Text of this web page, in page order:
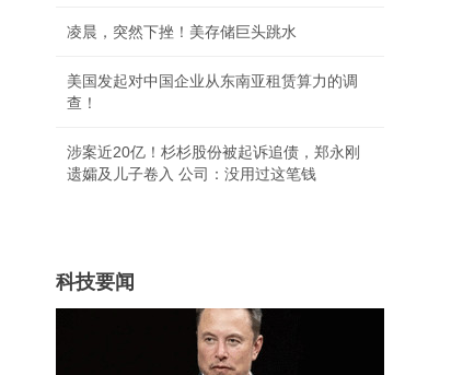
凌晨，突然下挫！美存储巨头跳水
美国发起对中国企业从东南亚租赁算力的调
查！
涉案近20亿！杉杉股份被起诉追债，郑永刚
遗孀及儿子卷入 公司：没用过这笔钱
科技要闻